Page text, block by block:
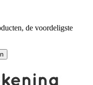
de voordeligste